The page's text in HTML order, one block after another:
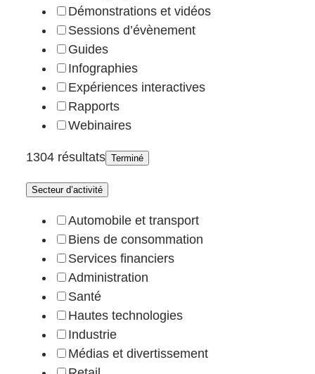
Démonstrations et vidéos
Sessions d’évènement
Guides
Infographies
Expériences interactives
Rapports
Webinaires
1304 résultats Terminé
Secteur d’activité
Automobile et transport
Biens de consommation
Services financiers
Administration
Santé
Hautes technologies
Industrie
Médias et divertissement